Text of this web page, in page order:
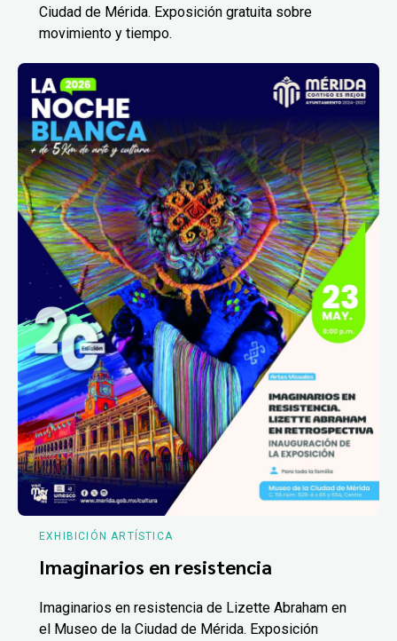
Ciudad de Mérida. Exposición gratuita sobre
movimiento y tiempo.
EXHIBICIÓN ARTÍSTICA
Imaginarios en resistencia
Imaginarios en resistencia de Lizette Abraham en
el Museo de la Ciudad de Mérida. Exposición